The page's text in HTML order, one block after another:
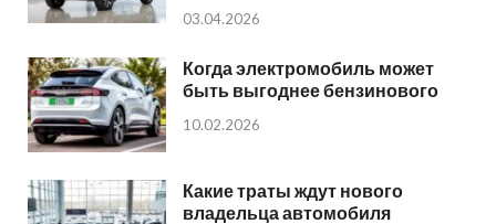
03.04.2026
Когда электромобиль может
быть выгоднее бензинового
10.02.2026
Какие траты ждут нового
владельца автомобиля